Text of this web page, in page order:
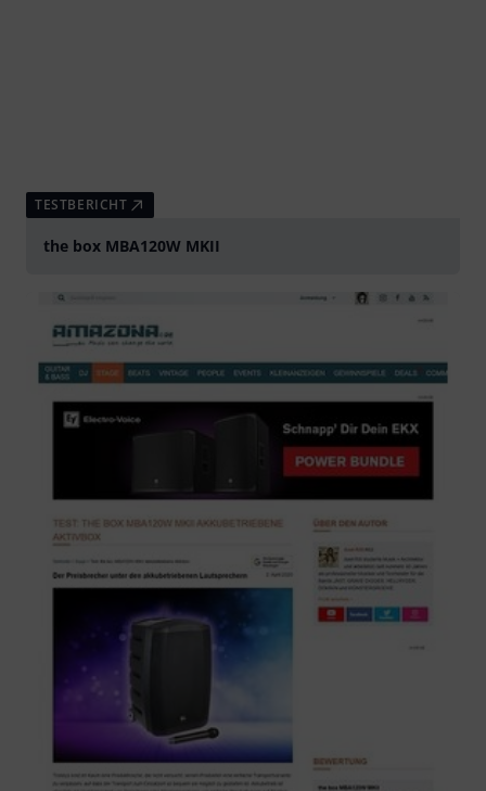
TESTBERICHT
the box MBA120W MKII